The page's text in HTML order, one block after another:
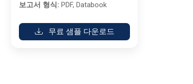
보고서 형식: PDF, Databook
무료 샘플 다운로드